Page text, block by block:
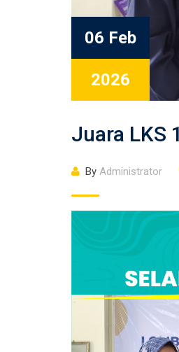
06 Feb
2026
Juara LKS
By Administrator